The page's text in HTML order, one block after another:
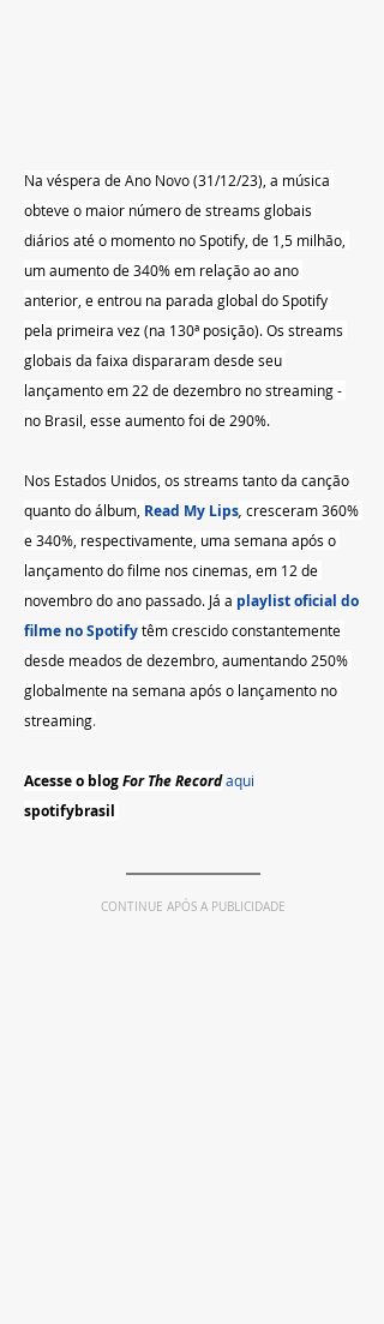
Na véspera de Ano Novo (31/12/23), a música
obteve o maior número de streams globais
diários até o momento no Spotify, de 1,5 milhão,
um aumento de 340% em relação ao ano
anterior, e entrou na parada global do Spotify
pela primeira vez (na 130ª posição). Os streams
globais da faixa dispararam desde seu
lançamento em 22 de dezembro no streaming -
no Brasil, esse aumento foi de 290%.
Nos Estados Unidos, os streams tanto da canção
quanto do álbum, Read My Lips cresceram 360%
e 340%, respectivamente, uma semana após o
lançamento do filme nos cinemas, em 12 de
novembro do ano passado. Já a playlist oficial do
filme no Spotifytêm crescido constantemente
desde meados de dezembro, aumentando 250%
globalmente na semana após o lançamento no
streaming.
Acesse o blog For The Record aqui
spotifybrasil
CONTINUE APÓS A PUBLICIDADE